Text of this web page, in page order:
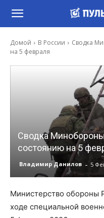
Домой В России
Сводка
на 5 февраля
Сводка
состоянию на 5
Владимир Данилов - 5
Министерство обороны
ходе специальной